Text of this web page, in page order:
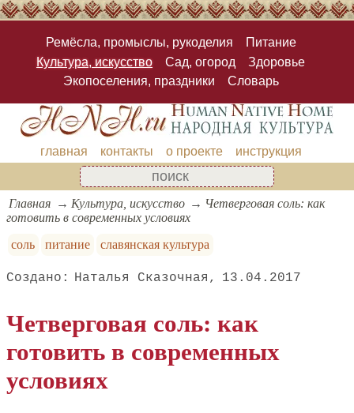
Ремёсла, промыслы, рукоделия
Питание
Культура, искусство
Сад, огород
Здоровье
Экопоселения, праздники
Словарь
главная контакты о проекте инструкция
Главная Культура, искусство
Четверговая соль: как
готовить в современных условиях
соль
питание славянская культура
Наталья Сказочная 13.04.2017
Четверговая соль: как
готовить в современных
условиях